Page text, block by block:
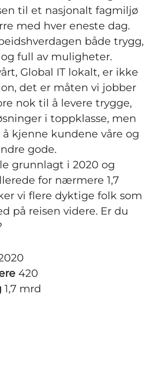
til et nasjonalt fagmiljø
med hver eneste dag.
både trygg,
full av muligheter.
Global IT lokalt, er ikke
det er måten vi jobber
nok til å levere trygge,
i toppklasse, men
kjenne kundene våre og
gode.
grunnlagt i 2020 og
for nærmere 1,7
vi flere dyktige folk som
på reisen videre. Er du
420
1,7 mrd